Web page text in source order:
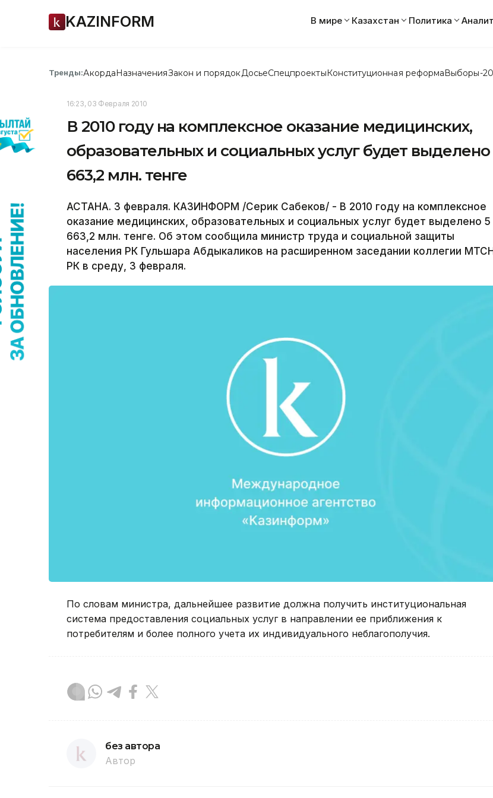
KAZINFORM В мире Казахстан Политика
Тренды:АкордаНазначенияЗакон и порядок ДосьеСпецпроектыКонституционная реформаВыборы-
16:23, 03 Февраля 2010
В 2010 году на комплексное оказание медицинских,
образовательных и социальных услуг будет выделено
663,2 млн. тенге
АСТАНА. 3 февраля. КАЗИНФОРМ /Серик Сабеков/ - В 2010 году на комплексное
оказание медицинских, образовательных и социальных услуг будет выделено 5
663,2 млн. тенге. Об этом сообщила министр труда и социальной защиты
населения РК Гульшара Абдыкаликов на расширенном заседании коллегии МТСН
РК в среду, 3 февраля.
По словам министра, дальнейшее развитие должна получить институциональная
система предоставления социальных услуг в направлении ее приближения к
потребителям и более полного учета их индивидуального неблагополучия.
без автора
Автор